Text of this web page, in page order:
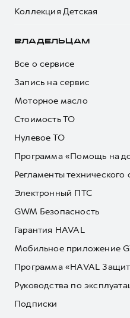
Коллекция Детская
ВЛАДЕЛЬЦАМ
Все о сервисе
Запись на сервис
Моторное масло
Стоимость ТО
Нулевое ТО
Программа «Помощь на
Регламенты
Электронный ПТС
GWM Безопасность
Гарантия HAVAL
Мобильное приложение
Программа «HAVAL
Руководства по
Подписки